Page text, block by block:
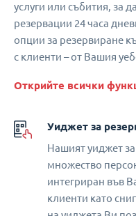
услуги или събития, за
резервации 24 часа
опции за резервиране
с клиенти – от Вашия
Открийте всички
Уиджет за
Нашият уиджет
множество
интегриран във
клиенти като